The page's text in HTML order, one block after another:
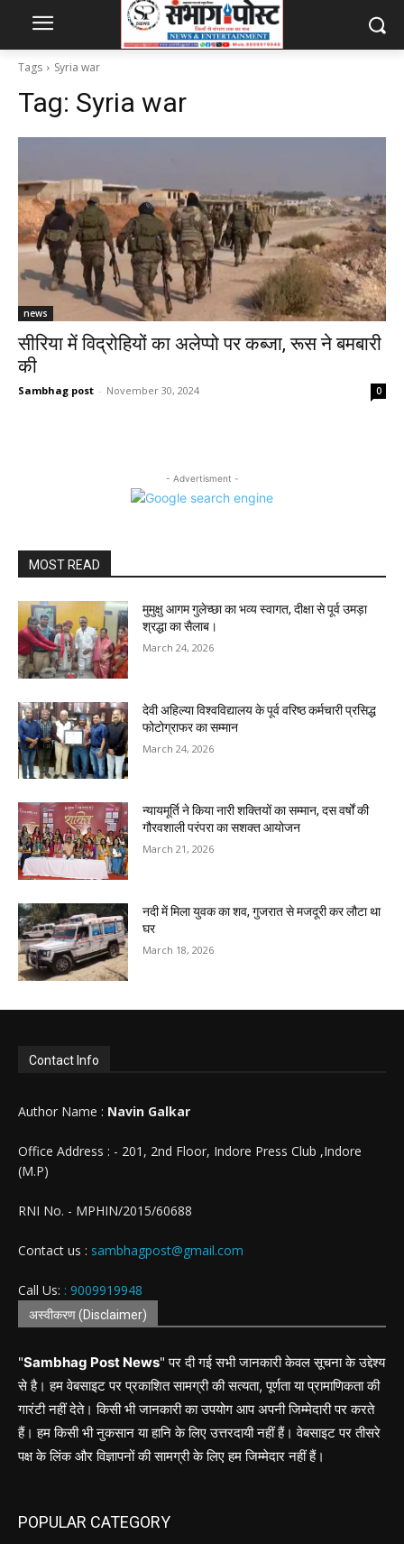
Tags Syria war
Tag: Syria war
news
सीरिया में विद्रोहियों का अलेप्पो पर कब्जा, रूस ने बमबारी
की
Sambhag post - November 30, 2024 0
- Advertisment -
MOST READ
मुमुक्षु आगम गुलेच्छा का भव्य स्वागत, दीक्षा से पूर्व उमड़ा
श्रद्धा का सैलाब।
March 24, 2026
देवी अहिल्या विश्वविद्यालय के पूर्व वरिष्ठ कर्मचारी प्रसिद्ध
फोटोग्राफर का सम्मान
March 24, 2026
न्यायमूर्ति ने किया नारी शक्तियों का सम्मान, दस वर्षों की
गौरवशाली परंपरा का सशक्त आयोजन
March 21, 2026
नदी में मिला युवक का शव, गुजरात से मजदूरी कर लौटा था
घर
March 18, 2026
Contact Info
Author Name : Navin Galkar
Office Address : - 201, 2nd Floor, Indore Press Club ,Indore
(M.P)
RNI No. - MPHIN/2015/60688
Contact us : sambhagpost@gmail.com
Call Us: : 9009919948
अस्वीकरण (Disclaimer)
"Sambhag Post News" पर दी गई सभी जानकारी केवल सूचना के उद्देश्य
से है। हम वेबसाइट पर प्रकाशित सामग्री की सत्यता, पूर्णता या प्रामाणिकता की
गारंटी नहीं देते। किसी भी जानकारी का उपयोग आप अपनी जिम्मेदारी पर करते
हैं। हम किसी भी नुकसान या हानि के लिए उत्तरदायी नहीं हैं। वेबसाइट पर तीसरे
पक्ष के लिंक और विज्ञापनों की सामग्री के लिए हम जिम्मेदार नहीं हैं।
POPULAR CATEGORY